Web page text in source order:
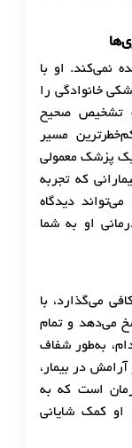
نمی‌کند. او با
خانوادگی را
تشخیص صحیح
مسیر
یک پزشک معمولی
که تجربه
دیدگاه
او به شما
می‌گذارد، با
می‌دهد و تمام
به‌طور شفاف
در بیمار،
است که به
کمک شایانی